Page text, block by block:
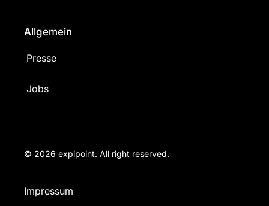
Allgemein
Presse
Jobs
© 2026 expipoint. All right reserved.
Impressum